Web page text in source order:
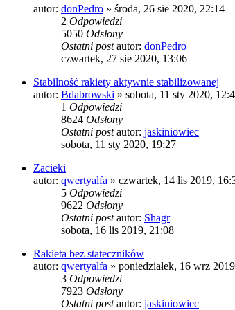
autor: donPedro » środa, 26 sie 2020, 22:14
2 Odpowiedzi
5050 Odsłony
Ostatni postautor: donPedro
czwartek, 27 sie 2020, 13:06
Stabilność rakiety aktywnie stabilizowanej
autor: Bdabrowski » sobota, 11 sty 2020,
1 Odpowiedzi
8624 Odsłony
Ostatni postautor: jaskiniowiec
sobota, 11 sty 2020, 19:27
Zacieki
autor: qwertyalfa » czwartek, 14 lis 2019,
5 Odpowiedzi
9622 Odsłony
Ostatni postautor: Shagr
sobota, 16 lis 2019, 21:08
Rakieta bez stateczników
autor: qwertyalfa » poniedziałek, 16 wrz
3 Odpowiedzi
7923 Odsłony
Ostatni postautor: jaskiniowiec